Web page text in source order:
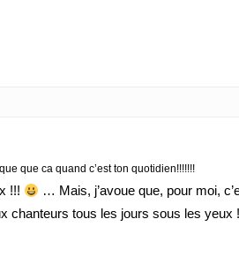
que ca quand c’est ton quotidien!!!!!!!
!!!
… Mais, j’avoue que, pour moi,
chanteurs tous les jours sous les yeux